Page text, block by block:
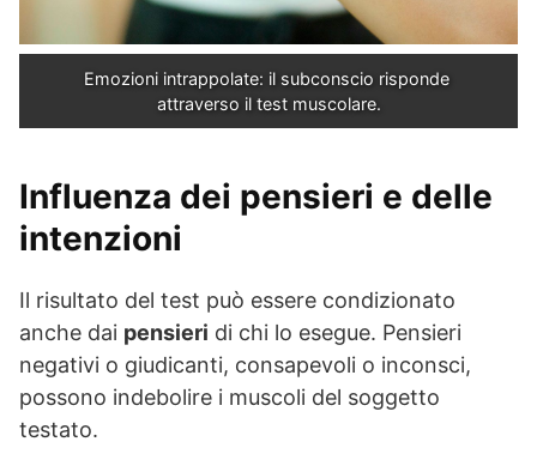
Emozioni intrappolate: il subconscio risponde
attraverso il test muscolare.
Influenza dei pensieri e delle
intenzioni
Il risultato del test può essere condizionato
anche dai pensieri di chi lo esegue. Pensieri
negativi o giudicanti, consapevoli o inconsci,
possono indebolire i muscoli del soggetto
testato.